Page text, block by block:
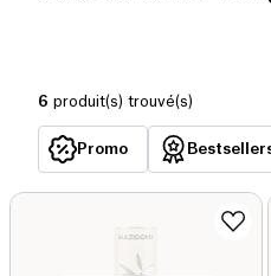
6 produit(s) trouvé(s)
Promo